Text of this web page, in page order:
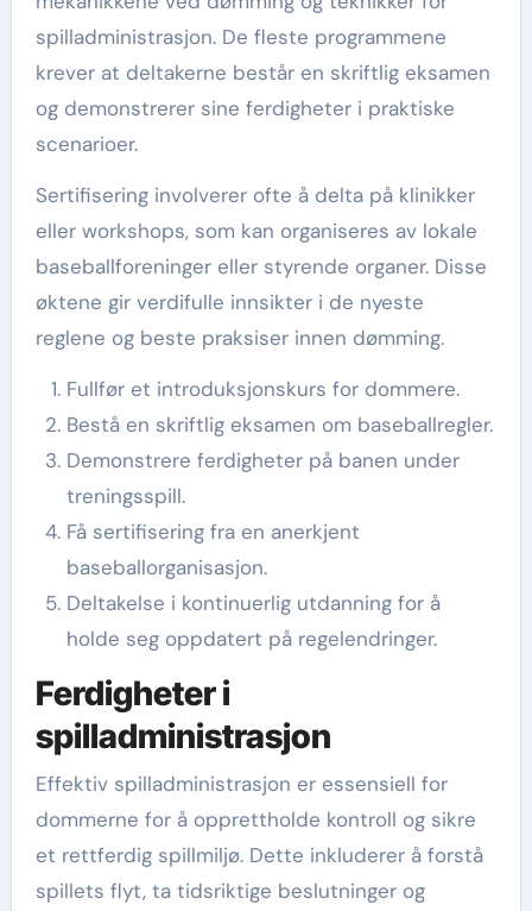
spilladministrasjon. De fleste programmene
krever at deltakerne består en skriftlig eksamen
og demonstrerer sine ferdigheter i praktiske
scenarioer.
Sertifisering involverer ofte å delta på klinikker
eller workshops, som kan organiseres av lokale
baseballforeninger eller styrende organer. Disse
øktene gir verdifulle innsikter i de nyeste
reglene og beste praksiser innen dømming.
Fullfør et introduksjonskurs for dommere.
Bestå en skriftlig eksamen om baseballregler.
Demonstrere ferdigheter på banen under
treningsspill.
Få sertifisering fra en anerkjent
baseballorganisasjon.
Deltakelse i kontinuerlig utdanning for å
holde seg oppdatert på regelendringer.
Ferdigheter i
spilladministrasjon
Effektiv spilladministrasjon er essensiell for
dommerne for å opprettholde kontroll og sikre
et rettferdig spillmiljø. Dette inkluderer å forstå
spillets flyt, ta tidsriktige beslutninger og